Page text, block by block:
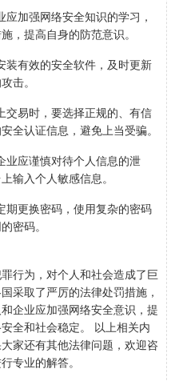
加强网络安全知识的学习，
，提高自身的防范意识。
装有效的安全软件，及时更新
击。
交易时，要选择正规的、有信
全认证信息，避免上当受骗。
业应谨慎对待个人信息的泄
输入个人敏感信息。
期更换密码，使用复杂的密码
密码。
行为，对个人和社会造成了巨
采取了严厉的法律处罚措施，
企业应加强网络安全意识，提
全和社会稳定。 以上相关内
家还有其他法律问题，欢迎咨
专业的解答。